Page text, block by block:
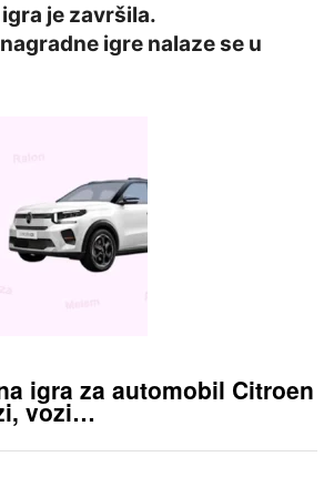
je završila.
igre nalaze se u
igra za automobil Citroen
vozi…